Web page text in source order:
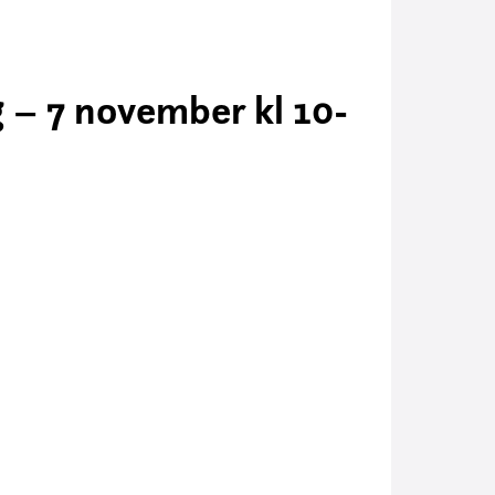
7 november kl 10-